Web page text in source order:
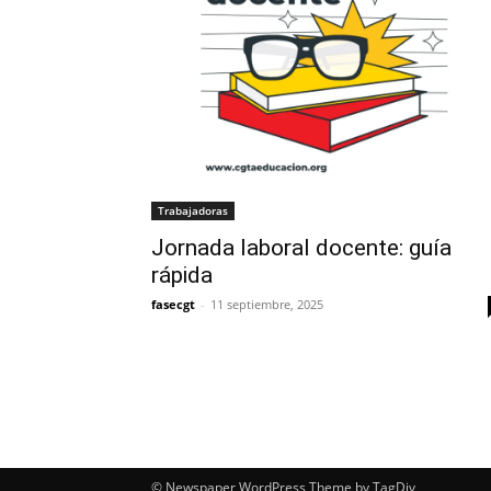
Trabajadoras
Jornada laboral docente: guía
rápida
fasecgt - 11 septiembre, 2025
© Newspaper WordPress Theme by TagDiv